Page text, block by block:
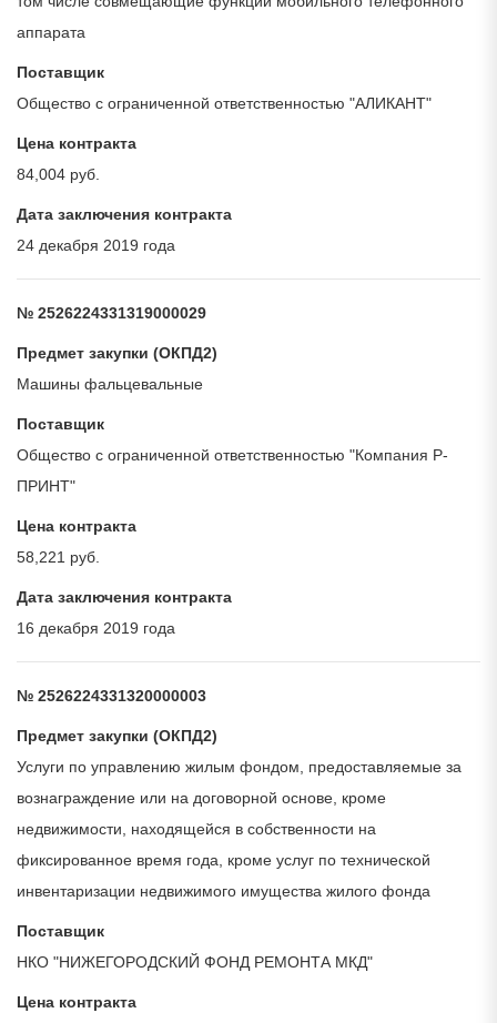
аппарата
Поставщик
Общество с ограниченной ответственностью "АЛИКАНТ"
Цена контракта
84,004 руб.
Дата заключения контракта
24 декабря 2019 года
№ 2526224331319000029
Предмет закупки (ОКПД2)
Машины фальцевальные
Поставщик
Общество с ограниченной ответственностью "Компания Р-
ПРИНТ"
Цена контракта
58,221 руб.
Дата заключения контракта
16 декабря 2019 года
№ 2526224331320000003
Предмет закупки (ОКПД2)
Услуги по управлению жилым фондом, предоставляемые за
вознаграждение или на договорной основе, кроме
недвижимости, находящейся в собственности на
фиксированное время года, кроме услуг по технической
инвентаризации недвижимого имущества жилого фонда
Поставщик
НКО "НИЖЕГОРОДСКИЙ ФОНД РЕМОНТА МКД"
Цена контракта